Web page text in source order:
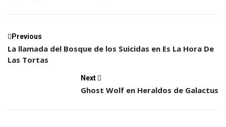
Previous
La llamada del Bosque de los Suicidas en Es La Hora De
Las Tortas
Next
Ghost Wolf en Heraldos de Galactus